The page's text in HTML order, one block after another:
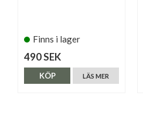
Finns i lager
490 SEK
LÄS MER
KÖP